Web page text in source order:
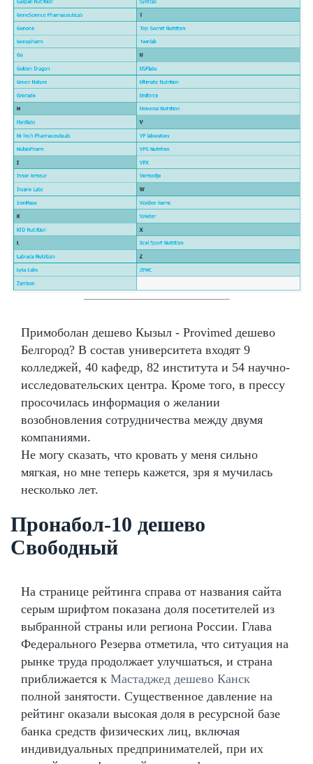
Примоболан дешево Кызыл - Provimed дешево
Белгород? В состав университета входят 9
колледжей, 40 кафедр, 82 института и 54 научно-
исследовательских центра. Кроме того, в прессу
просочилась информация о желании
возобновления сотрудничества между двумя
компаниями.
Не могу сказать, что кровать у меня сильно
мягкая, но мне теперь кажется, зря я мучилась
несколько лет.
Пронабол-10 дешево
Свободный
На странице рейтинга справа от названия сайта
серым шрифтом показана доля посетителей из
выбранной страны или региона России. Глава
Федерального Резерва отметила, что ситуация на
рынке труда продолжает улучшаться, и страна
приближается к Мастаджед дешево Канск
полной занятости. Существенное давление на
рейтинг оказали высокая доля в ресурсной базе
банка средств физических лиц, включая
индивидуальных предпринимателей, при их